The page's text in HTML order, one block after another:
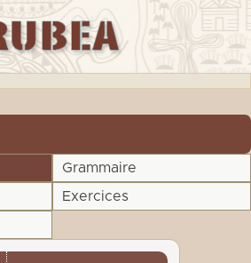
Grammaire
Exercices